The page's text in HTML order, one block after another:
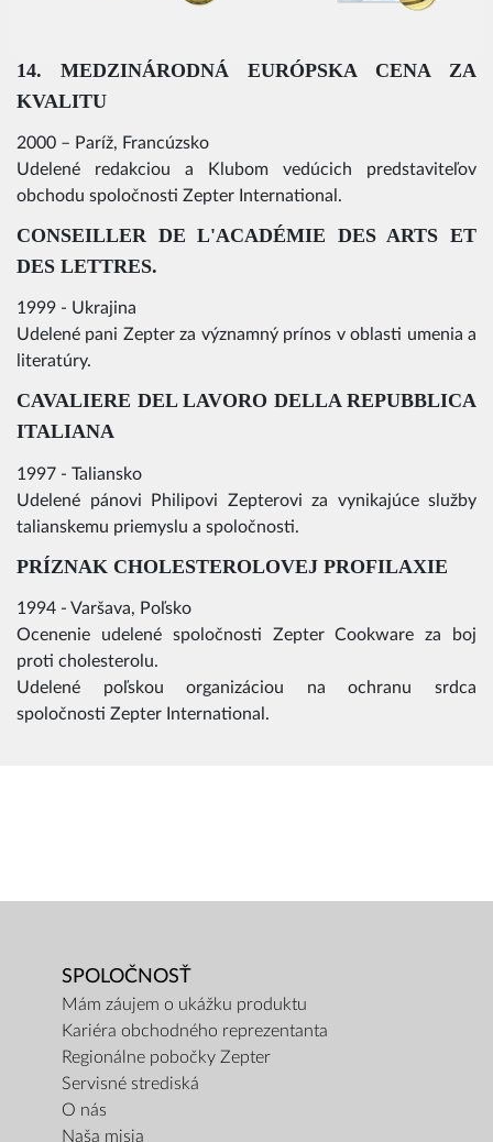
14. MEDZINÁRODNÁ EURÓPSKA CENA ZA
KVALITU
2000 – Paríž, Francúzsko
Udelené redakciou a Klubom vedúcich predstaviteľov
obchodu spoločnosti Zepter International.
CONSEILLER DE L'ACADÉMIE DES ARTS ET
DES LETTRES.
1999 - Ukrajina
Udelené pani Zepter za významný prínos v oblasti umenia a
literatúry.
CAVALIERE DEL LAVORO DELLA REPUBBLICA
ITALIANA
1997 - Taliansko
Udelené pánovi Philipovi Zepterovi za vynikajúce služby
talianskemu priemyslu a spoločnosti.
PRÍZNAK CHOLESTEROLOVEJ PROFILAXIE
1994 - Varšava, Poľsko
Ocenenie udelené spoločnosti Zepter Cookware za boj
proti cholesterolu.
Udelené poľskou organizáciou na ochranu srdca
spoločnosti Zepter International.
SPOLOČNOSŤ
Mám záujem o ukážku produktu
Kariéra obchodného reprezentanta
Regionálne pobočky Zepter
Servisné strediská
O nás
Naša misia